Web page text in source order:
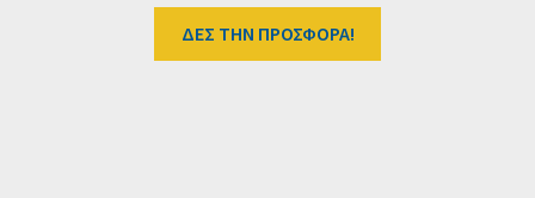
ΔΕΣ ΤΗΝ ΠΡΟΣΦΟΡΑ!